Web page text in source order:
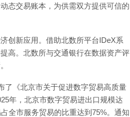
态交易账本，为供需双方提供可信的
创新应用。借助北数所平台IDeX系
高。北数所与交通银行在数据资产评
了《北京市关于促进数字贸易高质量
年，北京市数字贸易进出口规模达
全市服务贸易的比重达到75%。通知